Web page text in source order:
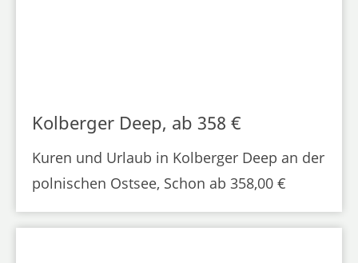
Kolberger Deep, ab 358 €
Kuren und Urlaub in Kolberger Deep an der
polnischen Ostsee, Schon ab 358,00 €